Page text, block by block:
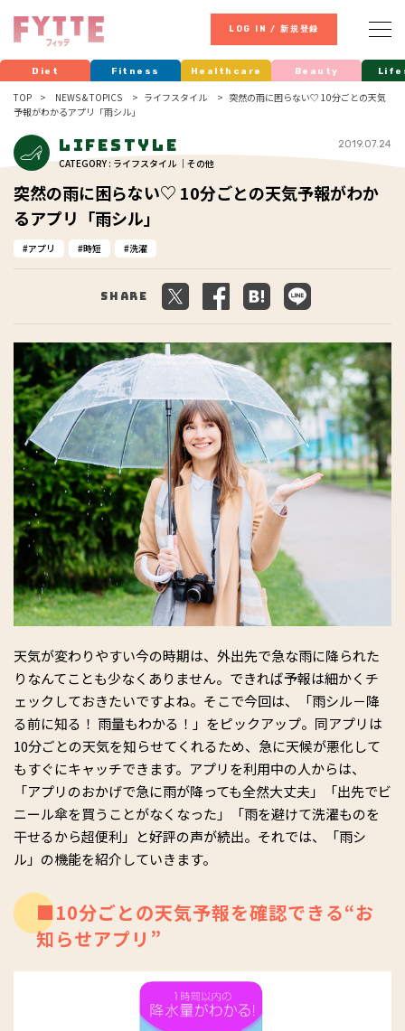
LOG IN / 新規登録
Diet Fitness Healthcare Beauty
TOP NEWS & TOPICS ライフスタイル
突然の雨に困らない♡ 10分ごとの天気
予報がわかるアプリ「雨シル」
Lifestyle
CATEGORY : ライフスタイル ｜その他
2019.07.24
突然の雨に困らない♡ 10分ごとの天気予報がわか
るアプリ「雨シル」
アプリ 時短 洗濯
Share
天気が変わりやすい今の時期は、外出先で急な雨に降られた
りなんてことも少なくありません。できれば予報は細かくチ
ェックしておきたいですよね。そこで今回は、「雨シル－降
る前に知る！ 雨量もわかる！」をピックアップ。同アプリは
10分ごとの天気を知らせてくれるため、急に天候が悪化して
もすぐにキャッチできます。アプリを利用中の人からは、
「アプリのおかげで急に雨が降っても全然大丈夫」「出先でビ
ニール傘を買うことがなくなった」「雨を避けて洗濯ものを
干せるから超便利」と好評の声が続出。それでは、「雨シ
ル」の機能を紹介していきます。
■10分ごとの天気予報を確認できる“お
知らせアプリ”